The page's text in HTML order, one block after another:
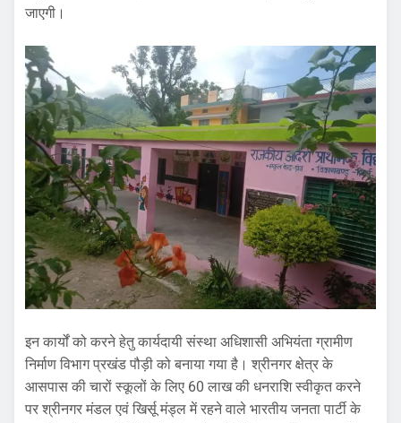
जाएगी।
इन कार्यों को करने हेतु कार्यदायी संस्था अधिशासी अभियंता ग्रामीण
निर्माण विभाग प्रखंड पौड़ी को बनाया गया है। श्रीनगर क्षेत्र के
आसपास की चारों स्कूलों के लिए 60 लाख की धनराशि स्वीकृत करने
पर श्रीनगर मंडल एवं खिर्सू मंड्ल में रहने वाले भारतीय जनता पार्टी के